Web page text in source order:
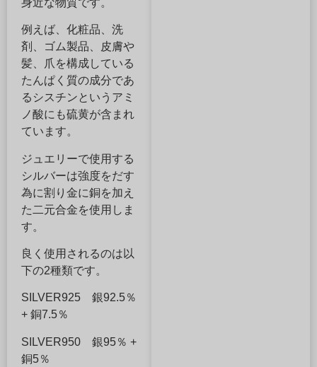
例えば、化粧品、洗
剤、ゴム製品、皮膚や
髪、爪を構成している
たんぱく質の成分であ
るシスチンというアミ
ノ酸にも硫黄が含まれ
ています。
ジュエリーで使用する
シルバーは強度をだす
為に割り金に銅を加え
た二元合金を使用しま
す。
良く使用されるのは以
下の2種類です。
SILVER925 銀92.5％
+ 銅7.5％
SILVER950 銀95％ +
銅5％